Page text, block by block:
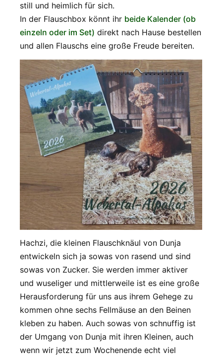
still und heimlich für sich.
In der Flauschbox könnt ihr beide Kalender (ob
einzeln oder im Set) direkt nach Hause bestellen
und allen Flauschs eine große Freude bereiten.
Hachzi, die kleinen Flauschknäul von Dunja
entwickeln sich ja sowas von rasend und sind
sowas von Zucker. Sie werden immer aktiver
und wuseliger und mittlerweile ist es eine große
Herausforderung für uns aus ihrem Gehege zu
kommen ohne sechs Fellmäuse an den Beinen
kleben zu haben. Auch sowas von schnuffig ist
der Umgang von Dunja mit ihren Kleinen, auch
wenn wir jetzt zum Wochenende echt viel